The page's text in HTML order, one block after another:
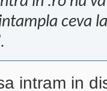
ceva
intram in